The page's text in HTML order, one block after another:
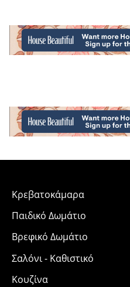
Κρεβατοκάμαρα
Παιδικό Δωμάτιο
Βρεφικό Δωμάτιο
Σαλόνι - Καθιστικό
Κουζίνα